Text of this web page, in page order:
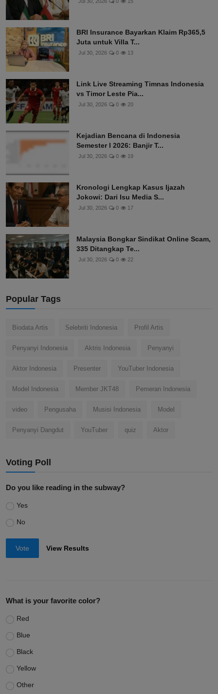
BRI Insurance Bayarkan Klaim Rp365,5
Juta untuk Villa T...
Jul 30, 2026 0 13
Link Live Streaming Timnas Indonesia
vs Timor Leste Pia...
Jul 30, 2026 0 20
Kejadian Bencana di Indonesia
Semester I 2026: Banjir T...
Jul 30, 2026 0 19
Kronologi Lengkap Kasus Ijazah
Jokowi: Dari Isu Media S...
Jul 30, 2026 0 17
Malaysia Bongkar Sindikat Online Scam,
335 Ditangkap Te...
Jul 30, 2026 0 22
Popular Tags
Biodata Artis Selebriti Indonesia Profil Artis
Penyanyi Indonesia Aktris Indonesia Penyanyi
Aktor Indonesia Presenter YouTuber Indonesia
Model Indonesia Member JKT48 Pemeran Indonesia
video Pengusaha Musisi Indonesia Model
Penyanyi Dangdut YouTuber quiz Aktor
Voting Poll
Do you like reading in the subway?
Yes
No
Vote View Results
What is your favorite color?
Red
Blue
Black
Yellow
Other